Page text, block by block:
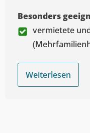
Besonders
vermietete
Weiterlesen